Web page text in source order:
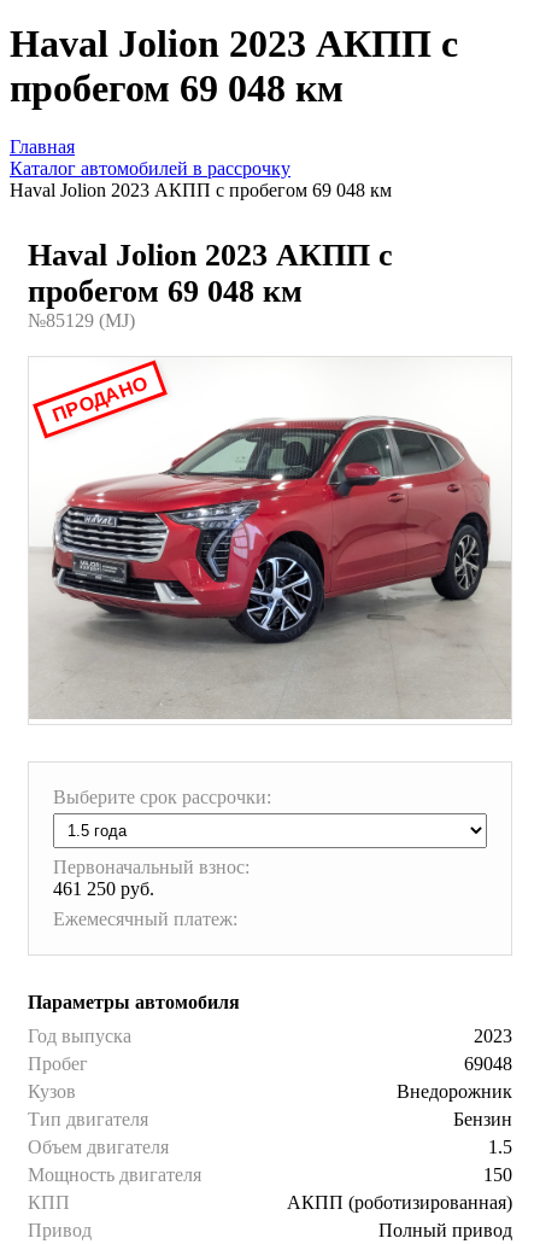
Haval Jolion 2023 АКПП с
пробегом 69 048 км
Главная
Каталог автомобилей в рассрочку
Haval Jolion 2023 АКПП с пробегом 69 048 км
Haval Jolion 2023 АКПП с
пробегом 69 048 км
№85129 (МJ)
Выберите срок рассрочки:
Первоначальный взнос:
461 250 руб.
Ежемесячный платеж:
Параметры автомобиля
Год выпуска
2023
Пробег
69048
Кузов
Внедорожник
Тип двигателя
Бензин
Объем двигателя
1.5
Мощность двигателя
150
КПП
АКПП (роботизированная)
Привод
Полный привод
ПРОДАНО